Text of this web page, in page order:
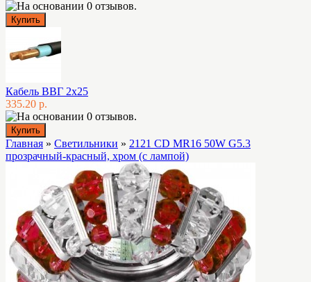
Кабель ВВГ 2х25
335.20 р.
Главная » Светильники » 2121 CD MR16 50W G5.3
прозрачный-красный, хром (с лампой)